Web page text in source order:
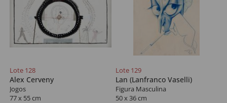
Lote 128
Alex Cerveny
Jogos
77 x 55 cm
Lote 129
Lan (Lanfranco Vaselli)
Figura Masculina
50 x 36 cm